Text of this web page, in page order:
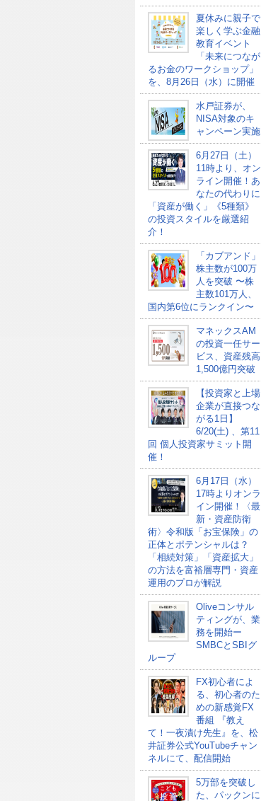
夏休みに親子で
楽しく学ぶ金融
教育イベント
「未来につなが
るお金のワークショップ」
を、8月26日（水）に開催
水戸証券が、
NISA対象のキ
ャンペーン実施
6月27日（土）
11時より、オン
ライン開催！あ
なたの代わりに
「資産が働く」《5種類》
の投資スタイルを厳選紹
介！
「カブアンド」
株主数が100万
人を突破 〜株
主数101万人、
国内第6位にランクイン〜
マネックスAM
の投資一任サー
ビス、資産残高
1,500億円突破
【投資家と上場
企業が直接つな
がる1日】
6/20(土) 、第11
回 個人投資家サミット開
催！
6月17日（水）
17時よりオンラ
イン開催！〈最
新・資産防衛
術〉令和版「お宝保険」の
正体とポテンシャルは？
「相続対策」「資産拡大」
の方法を富裕層専門・資産
運用のプロが解説
Oliveコンサル
ティングが、業
務を開始ー
SMBCとSBIグ
ループ
FX初心者によ
る、初心者のた
めの新感覚FX
番組 『教え
て！一夜漬け先生』を、松
井証券公式YouTubeチャン
ネルにて、配信開始
5万部を突破し
た、パックンに